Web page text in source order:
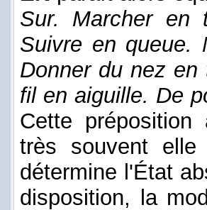
Sur. Marcher
Suivre en queue.
Donner du nez
fil en aiguille. De
Cette
très souvent
détermine l'État
disposition, la